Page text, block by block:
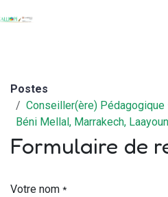
Postes
Conseiller(ère) Pédagogique
Béni Mellal, Marrakech,
Formulaire de
Votre nom *